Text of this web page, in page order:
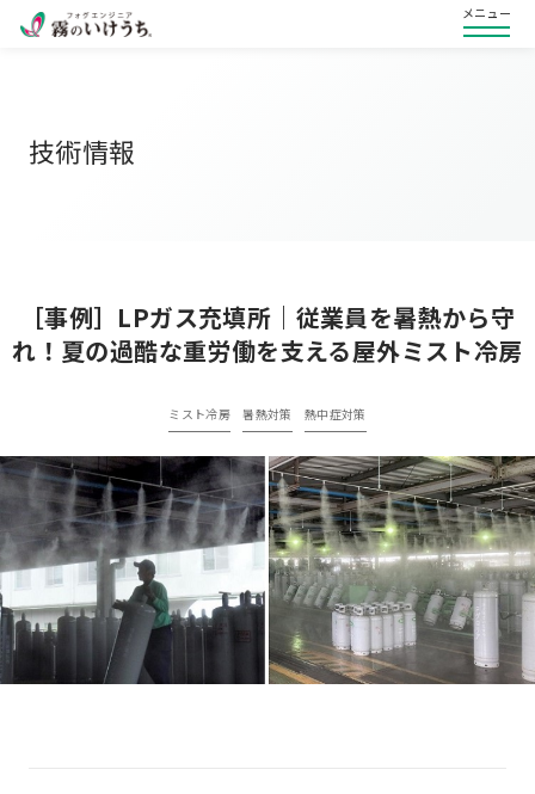
メニュー
技術情報
［事例］LPガス充填所｜従業員を暑熱から守
れ！夏の過酷な重労働を支える屋外ミスト冷房
ミスト冷房 暑熱対策 熱中症対策